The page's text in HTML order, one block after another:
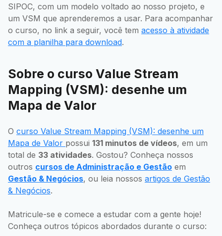
SIPOC, com um modelo voltado ao nosso projeto, e
um VSM que aprenderemos a usar. Para acompanhar
o curso, no link a seguir, você tem acesso à atividade
com a planilha para download.
Sobre o curso Value Stream
Mapping (VSM): desenhe um
Mapa de Valor
O curso Value Stream Mapping (VSM): desenhe um
Mapa de Valor possui 131 minutos de vídeos, em um
total de 33 atividades. Gostou? Conheça nossos
outros cursos de Administração e Gestão em
Gestão & Negócios, ou leia nossos artigos de Gestão
& Negócios.
Matricule-se e comece a estudar com a gente hoje!
Conheça outros tópicos abordados durante o curso: